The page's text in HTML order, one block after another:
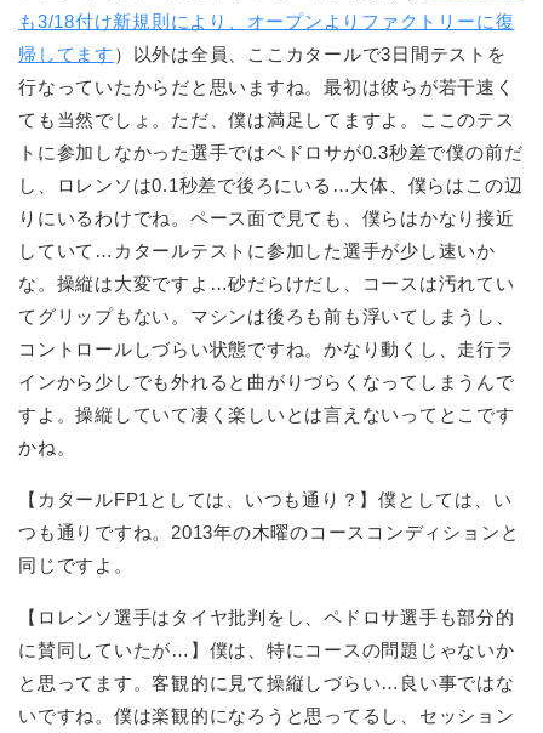
も3/18付け新規則により、オープンよりファクトリーに復
帰してます ）以外は全員、ここカタールで3日間テストを
行なっていたからだと思いますね。最初は彼らが若干速く
ても当然でしょ。ただ、僕は満足してますよ。ここのテス
トに参加しなかった選手ではペドロサが0.3秒差で僕の前だ
し、ロレンソは0.1秒差で後ろにいる…大体、僕らはこの辺
りにいるわけでね。ペース面で見ても、僕らはかなり接近
していて…カタールテストに参加した選手が少し速いか
な。操縦は大変ですよ…砂だらけだし、コースは汚れてい
てグリップもない。マシンは後ろも前も浮いてしまうし、
コントロールしづらい状態ですね。かなり動くし、走行ラ
インから少しでも外れると曲がりづらくなってしまうんで
すよ。操縦していて凄く楽しいとは言えないってとこです
かね。
【カタールFP1としては、いつも通り？】僕としては、い
つも通りですね。2013年の木曜のコースコンディションと
同じですよ。
【ロレンソ選手はタイヤ批判をし、ペドロサ選手も部分的
に賛同していたが…】僕は、特にコースの問題じゃないか
と思ってます。客観的に見て操縦しづらい…良い事ではな
いですね。僕は楽観的になろうと思ってるし、セッション